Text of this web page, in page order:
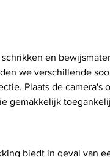
en
we verschillende
Plaats de camera's
gemakkelijk
biedt in geval van